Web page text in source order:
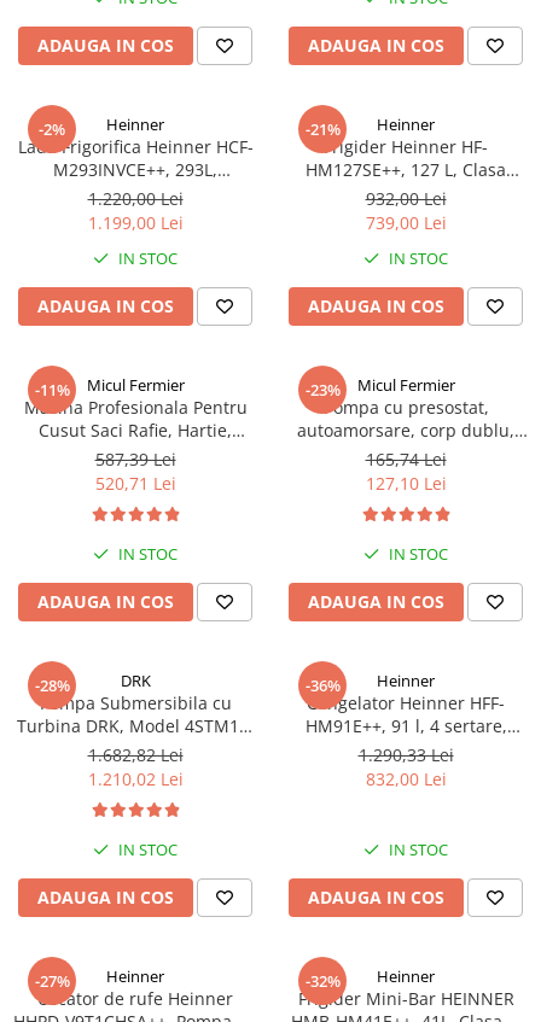
ADAUGA IN COS ADAUGA IN COS
-2% Heinner
Lada Frigorifica Heinner HCF-
M293INVCE++, 293L,
Convertibila
Frigider/Congelator,
Compresor Inverter, Clasa
Energetica E, 2 Cosuri, Lumina
LED, Alb
1.220,00 Lei
1.199,00 Lei
IN STOC
ADAUGA IN COS
-21% Heinner
Frigider Heinner HF-
HM127SE++, 127 L, Clasa
energetică E, Dezghețare
automată, Control mecanic cu
termostat ajustabil, Ușă
reversibilă, LED, Argintiu
932,00 Lei
739,00 Lei
IN STOC
ADAUGA IN COS
-11% Micul Fermier
Masina Profesionala Pentru
Cusut Saci Rafie, Hartie,
Panza-Plastic 210w taiere
automata, Micul Fermier GF-
1681
587,39 Lei
520,71 Lei
IN STOC
ADAUGA IN COS
-23% Micul Fermier
Pompa cu presostat,
autoamorsare, corp dublu,
12V, 8 litri / minut, 110PSI, 7.5
bari Pandora
165,74 Lei
127,10 Lei
IN STOC
ADAUGA IN COS
-28% DRK
Pompa Submersibila cu
Turbina DRK, Model 4STM10-
12, ieșire pe 2 Țoli, refulare la
74 m, putere 1.8kW 2.5cp, 12
turbine, debit 14400 m/h
1.682,82 Lei
1.210,02 Lei
IN STOC
ADAUGA IN COS
-36% Heinner
Congelator Heinner HFF-
HM91E++, 91 l, 4 sertare,
Clasa E, Control mecanic, H 85
cm, Alb
1.290,33 Lei
832,00 Lei
IN STOC
ADAUGA IN COS
-27% Heinner
Uscator de rufe Heinner
-32% Heinner
Frigider Mini-Bar HEINNER